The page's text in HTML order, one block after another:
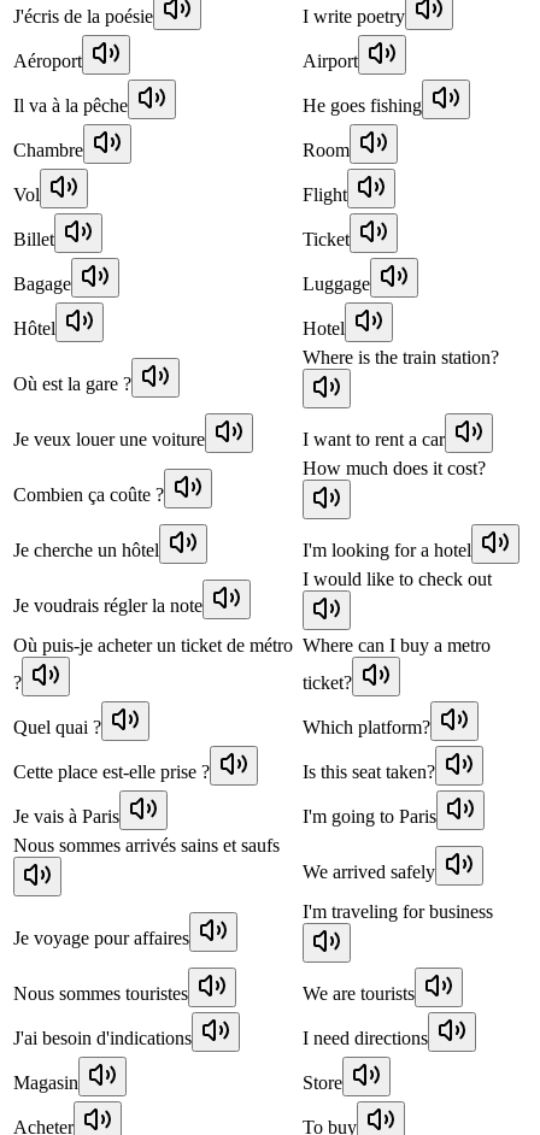
J'écris de la poésie I write poetry
Aéroport Airport
Il va à la pêche He goes fishing
Chambre Room
Vol Flight
Billet Ticket
Bagage Luggage
Hôtel Hotel
Où est la gare ?
Where is the train station?
Je veux louer une voiture I want to rent a car
Combien ça coûte ?
How much does it cost?
Je cherche un hôtel I'm looking for a hotel
Je voudrais régler la note
I would like to check out
Où puis-je acheter un ticket de métro
?
Where can I buy a metro
ticket?
Quel quai ? Which platform?
Cette place est-elle prise ? Is this seat taken?
Je vais à Paris
I'm going to Paris
Nous sommes arrivés sains et saufs
We arrived safely
Je voyage pour affaires
I'm traveling for business
Nous sommes touristes We are tourists
J'ai besoin d'indications I need directions
Magasin Store
Acheter To buy